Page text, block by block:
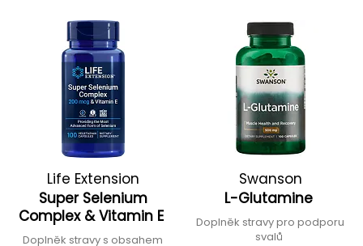
Life Extension
Super Selenium
Complex & Vitamin E
Doplněk stravy s obsahem
Swanson
L-Glutamine
Doplněk stravy pro podporu
svalů